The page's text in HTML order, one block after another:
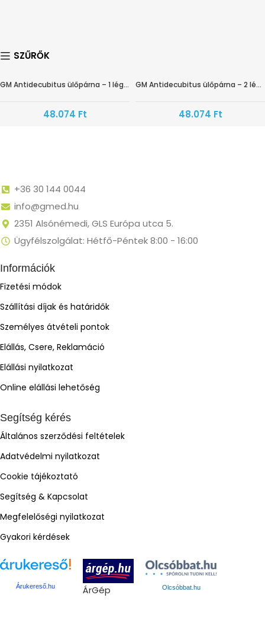
SZŰRŐK
GM Antidecubitus ülőpárna – 1 légkamrás
48.074 Ft
GM Antidecubitus ülőpárna – 2 légkamrás
48.074 Ft
+36 30 144 0044
info@gmed.hu
2351 Alsónémedi, GLS Európa utca 5.
Ügyfélszolgálat: Hétfő-Péntek 8:00 - 16:00
Információk
Fizetési módok
Szállítási díjak és határidők
Személyes átvételi pontok
Elállás, Csere, Reklamáció
Elállási nyilatkozat
Online elállási lehetőség
Segítség kérés
Általános szerződési feltételek
Adatvédelmi nyilatkozat
Cookie tájékoztató
Segítség & Kapcsolat
Megfelelőségi nyilatkozat
Gyakori kérdések
Árukereső.hu ÁrGép Olcsóbbat.hu